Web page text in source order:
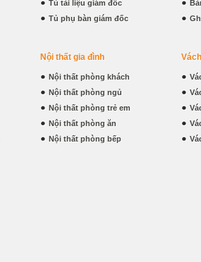
Tủ tài liệu giám đốc
Tủ phụ bàn giám đốc
Nội thất gia đình
Nội thất phòng khách
Nội thất phòng ngủ
Nội thất phòng trẻ em
Nội thất phòng ăn
Nội thất phòng bếp